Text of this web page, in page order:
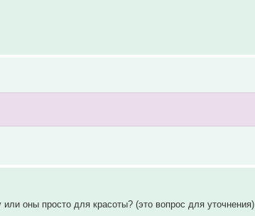
оны просто для красоты? (это вопрос для уточнения)